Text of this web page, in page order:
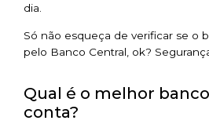
dia.
Só não esqueça de verificar se o
pelo Banco Central, ok?
Qual é o melhor
conta?